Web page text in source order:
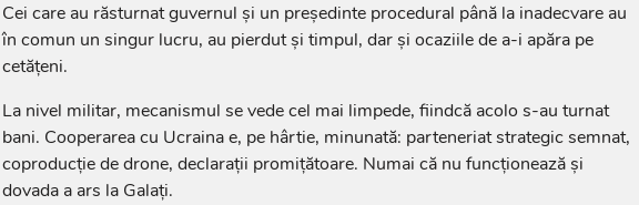
Cei care au răsturnat guvernul și un președinte procedural până la inadecvare au
în comun un singur lucru, au pierdut și timpul, dar și ocaziile de a-i apăra pe
cetățeni.
La nivel militar, mecanismul se vede cel mai limpede, fiindcă acolo s-au turnat
bani. Cooperarea cu Ucraina e, pe hârtie, minunată: parteneriat strategic semnat,
coproducție de drone, declarații promițătoare. Numai că nu funcționează și
dovada a ars la Galați.